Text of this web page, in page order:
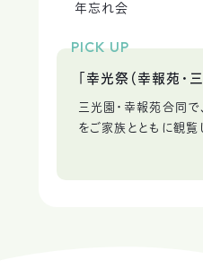
年忘れ会
PICK UP
「幸光祭（幸報苑・
三光園・幸報苑合同で
をご家族とともに観覧